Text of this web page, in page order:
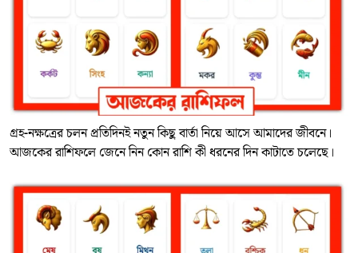
গ্রহ-নক্ষত্রের চলন প্রতিদিনই নতুন কিছু বার্তা নিয়ে আসে আমাদের জীবনে।
আজকের রাশিফলে জেনে নিন কোন রাশি কী ধরনের দিন কাটাতে চলেছে।